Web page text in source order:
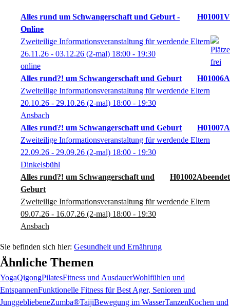
Alles rund um Schwangerschaft und Geburt -
Online
H01001V
Zweiteilige Informationsveranstaltung für werdende Eltern
26.11.26 - 03.12.26 (2-mal) 18:00 - 19:30
online
Alles rund?! um Schwangerschaft und
Geburt
H01002A
Zweiteilige Informationsveranstaltung für werdende Eltern
09.07.26 - 16.07.26 (2-mal) 18:00 - 19:30
Ansbach
Alles rund?! um Schwangerschaft und Geburt
H01006A
Zweiteilige Informationsveranstaltung für werdende Eltern
20.10.26 - 29.10.26 (2-mal) 18:00 - 19:30
Ansbach
Alles rund?! um Schwangerschaft und Geburt
H01007A
Zweiteilige Informationsveranstaltung für werdende Eltern
22.09.26 - 29.09.26 (2-mal) 18:00 - 19:30
Dinkelsbühl
Gesundheit und Ernährung
Ähnliche Themen
YogaQigongPilatesFitness und AusdauerWohlfühlen und
EntspannenFunktionelle Fitness für Best Ager, Senioren und
JunggebliebeneZumba®TaijiBewegung im WasserTanzenKochen und